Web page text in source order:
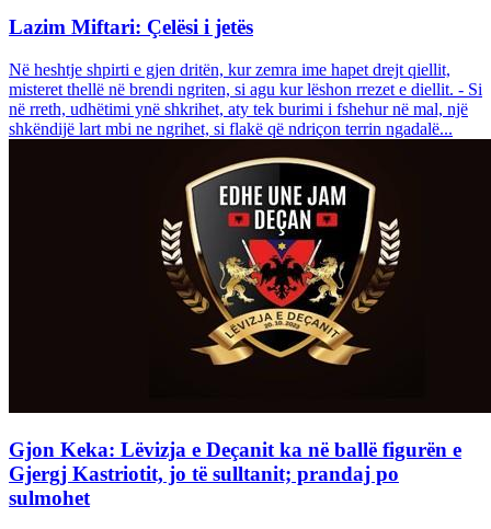
Lazim Miftari: Çelësi i jetës
Në heshtje shpirti e gjen dritën, kur zemra ime hapet drejt qiellit,
misteret thellë në brendi ngriten, si agu kur lëshon rrezet e diellit. - Si
në rreth, udhëtimi ynë shkrihet, aty tek burimi i fshehur në mal, një
shkëndijë lart mbi ne ngrihet, si flakë që ndriçon terrin ngadalë...
Gjon Keka: Lëvizja e Deçanit ka në ballë figurën e
Gjergj Kastriotit, jo të sulltanit; prandaj po
sulmohet